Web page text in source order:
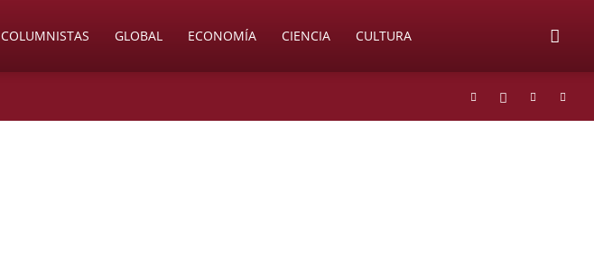
COLUMNISTAS GLOBAL ECONOMÍA CIENCIA CULTURA